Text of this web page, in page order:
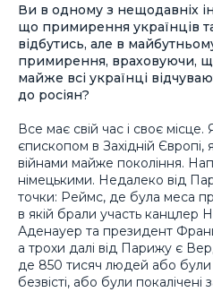
Ви в одному з нещодавніх
що примирення українців
відбутись, але в
примирення, враховуючи,
майже всі українці
до росіян?
Все має свій час і своє місце.
єпископом в Західній
війнами майже покоління.
німецькими. Недалеко від
точки: Реймс, де була меса
в якій брали участь канцлер
Аденауер та президент
а трохи далі від Парижу є
де 850 тисяч людей або були
безвісті, або були покалічені